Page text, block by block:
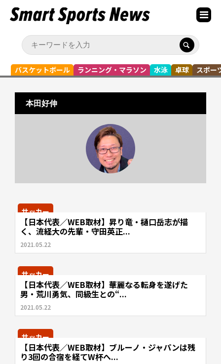
バスケットボール ランニング・マラソン 水泳 卓球 スポー
本田好伸
サッカー
【日本代表／WEB取材】昇り竜・樋口岳志が描
く、流経大の先輩・守田英正...
2021.05.22
サッカー
【日本代表／WEB取材】華麗なる転身を遂げた
男・荒川勇気、同級生との“...
2021.05.22
サッカー
【日本代表／WEB取材】ブルーノ・ジャパンは残
り3回の合宿を経てW杯へ...